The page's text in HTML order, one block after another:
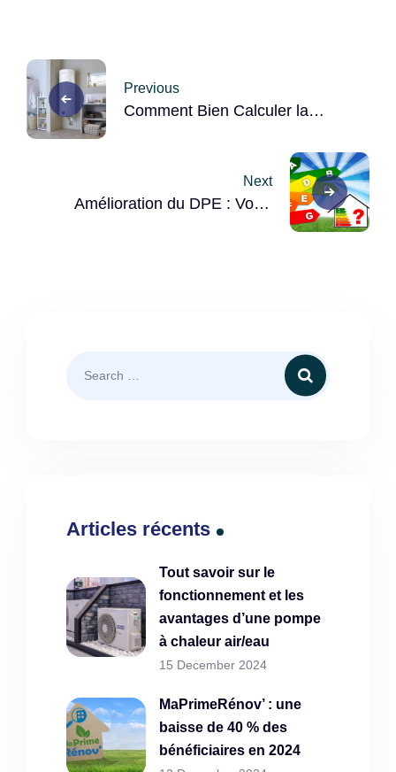
Post
navigation
Previous
Comment Bien Calculer la
Next
Amélioration du DPE : Votre
Articles récents
Tout savoir sur le
fonctionnement et les
avantages d’une pompe
à chaleur air/eau
15 December 2024
MaPrimeRénov’ : une
baisse de 40 % des
bénéficiaires en 2024